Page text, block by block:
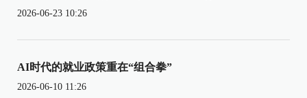
2026-06-23 10:26
AI时代的就业政策重在“组合拳”
2026-06-10 11:26